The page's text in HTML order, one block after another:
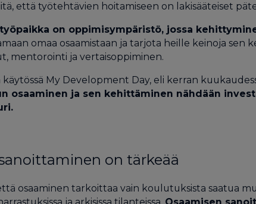
että työtehtävien hoitamiseen on lakisääteiset
on oppimisympäristö, jossa
omaa osaamistaan ja tarjota heille keinoja sen
mentorointi ja vertaisoppiminen.
käytössä My Development Day, eli kerran
osaaminen ja sen kehittäminen nähdään
on tärkeää
osaaminen tarkoittaa vain koulutuksista saatua